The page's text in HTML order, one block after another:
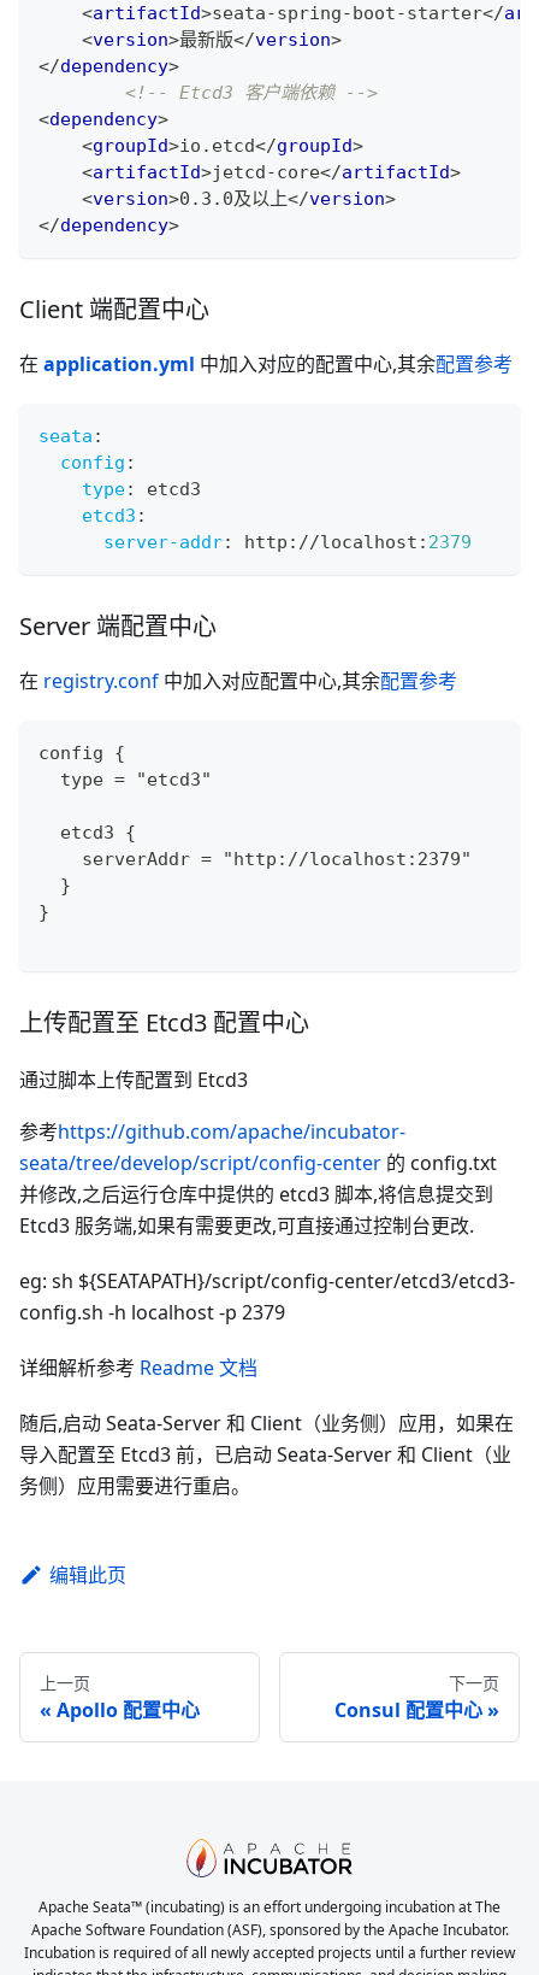
<artifactId>seata-spring-boot-starter</
<version>最新版</version>
</dependency>
<!-- Etcd3 客户端依赖 -->
<dependency>
<groupId>io.etcd</groupId>
<artifactId>jetcd-core</artifactId>
<version>0.3.0及以上</version>
</dependency>
Client 端配置中心
在 application.yml 中加入对应的配置中心,其余配置参考
seata :
config :
type:
etcd3
etcd3 :
server-addr: http : //localhost : 2379
Server 端配置中心
在 registry.conf 中加入对应配置中心,其余配置参考
config {
  type = "etcd3"
  etcd3 {
    serverAddr = "http://localhost:2379"
  }
}
上传配置至 Etcd3 配置中心
通过脚本上传配置到 Etcd3
参考https://github.com/apache/incubator-
seata/tree/develop/script/config-center 的 config.txt
并修改,之后运行仓库中提供的 etcd3 脚本,将信息提交到
Etcd3 服务端,如果有需要更改,可直接通过控制台更改.
eg: sh ${SEATAPATH}/script/config-center/etcd3/etcd3-
config.sh -h localhost -p 2379
详细解析参考 Readme 文档
随后,启动 Seata-Server 和 Client（业务侧）应用，如果在
导入配置至 Etcd3 前，已启动 Seata-Server 和 Client（业
务侧）应用需要进行重启。
编辑此页
上一页
Apollo 配置中心
下一页
Consul 配置中心
Apache Seata™ (incubating) is an effort undergoing incubation at The
Apache Software Foundation (ASF), sponsored by the Apache Incubator.
Incubation is required of all newly accepted projects until a further review